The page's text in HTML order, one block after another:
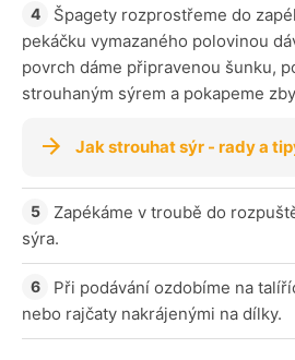
Špagety rozprostřeme do
pekáčku vymazaného polovinou
povrch dáme připravenou šunku,
strouhaným sýrem a pokapeme
Jak strouhat sýr - rady a
Zapékáme v troubě do
sýra.
Při podávání ozdobíme na
nebo rajčaty nakrájenými na dílky.